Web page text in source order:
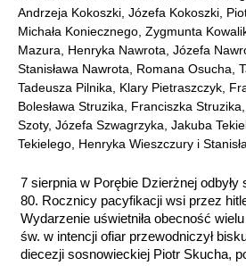
Andrzeja Kokoszki, Józefa Kokoszki,
Michała Koniecznego, Zygmunta
Mazura, Henryka Nawrota, Józefa
Stanisława Nawrota, Romana Osucha,
Tadeusza Pilnika, Klary Pietraszczyk,
Bolesława Struzika, Franciszka
Szoty, Józefa Szwagrzyka, Jakuba
Tekielego, Henryka Wieszczury i
7 sierpnia w Porębie Dzierżnej
80. Rocznicy pacyfikacji wsi przez
Wydarzenie uświetniła obecność
św. w intencji ofiar przewodniczył
diecezji sosnowieckiej Piotr Skucha,